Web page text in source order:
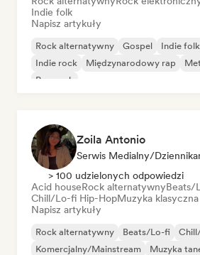
Indie folk
Napisz artykuły
Rock alternatywny Gospel Indie folk
Indie rock
Międzynarodowy rap
Pop rock
Zoila Antonio
Serwis Medialny/
> 100 udzielonych odpowiedzi
Acid houseRock alternatywnyBeats/
Chill/Lo-fi Hip-HopMuzyka klasyczna
Napisz artykuły
Rock alternatywny Beats/Lo-fi
Komercjalny/Mainstream
Muzyka